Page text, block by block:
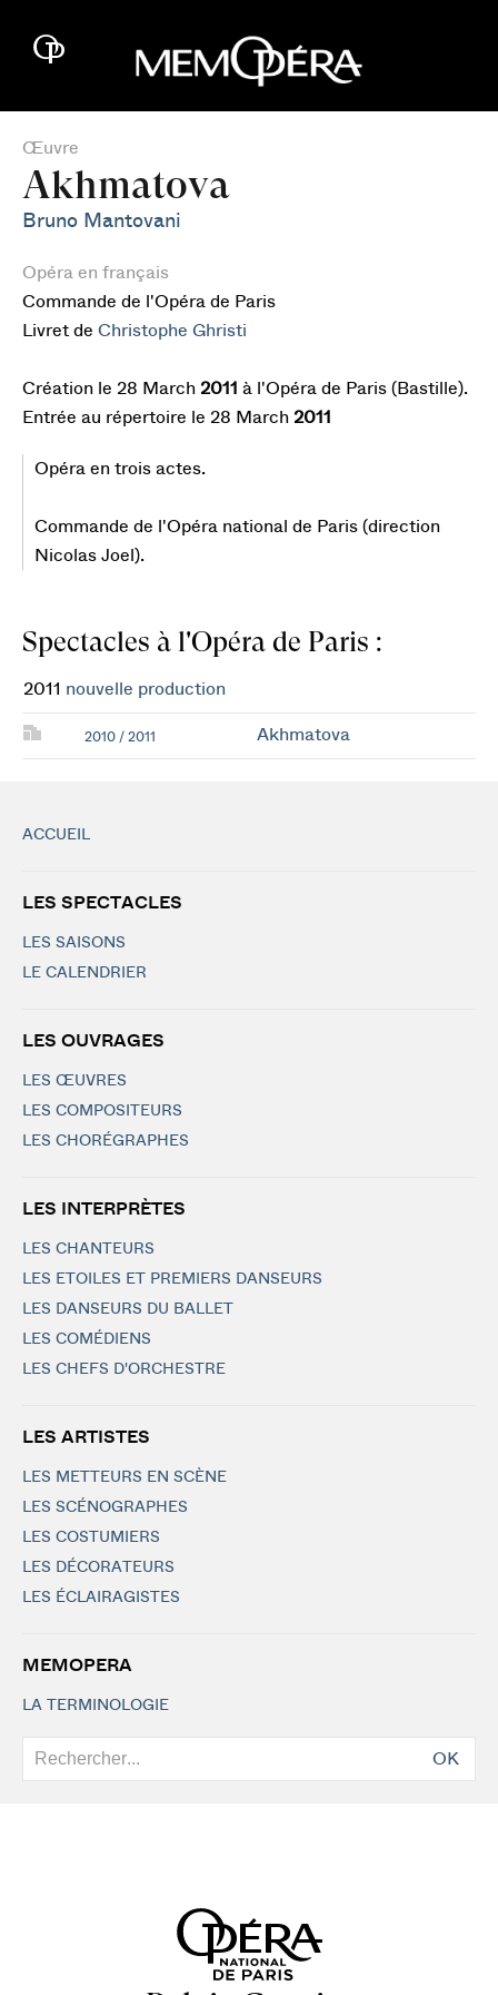
Œuvre
Akhmatova
Bruno Mantovani
Opéra en français
Commande de l'Opéra de Paris
Livret de Christophe Ghristi
Création le 28 March 2011 à l'Opéra de Paris (Bastille).
Entrée au répertoire le 28 March 2011
Opéra en trois actes.
Commande de l'Opéra national de Paris (direction
Nicolas Joel).
Spectacles à l'Opéra de Paris :
2011 nouvelle production
2010 / 2011 Akhmatova
ACCUEIL
LES SPECTACLES
LES SAISONS
LE CALENDRIER
LES OUVRAGES
LES ŒUVRES
LES COMPOSITEURS
LES CHORÉGRAPHES
LES INTERPRÈTES
LES CHANTEURS
LES ETOILES ET PREMIERS DANSEURS
LES DANSEURS DU BALLET
LES COMÉDIENS
LES CHEFS D'ORCHESTRE
LES ARTISTES
LES METTEURS EN SCÈNE
LES SCÉNOGRAPHES
LES COSTUMIERS
LES DÉCORATEURS
LES ÉCLAIRAGISTES
MEMOPERA
LA TERMINOLOGIE
OK